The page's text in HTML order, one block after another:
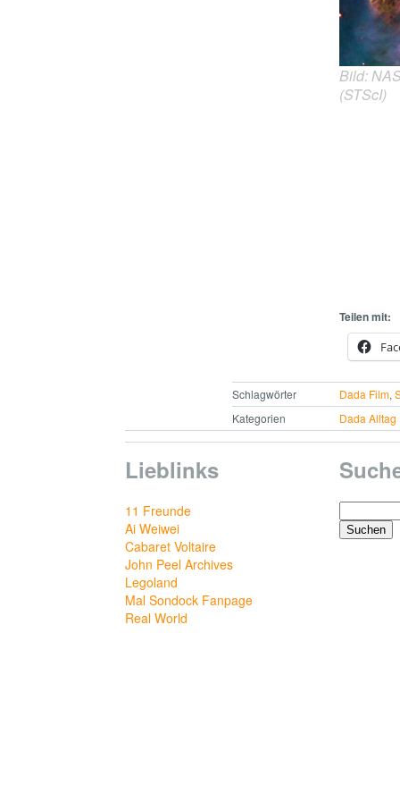
Bild:
(STScI)
Teilen mit:
Schlagwörter Dada Film,
Kategorien
Dada Alltag
Lieblinks
11 Freunde
Ai Weiwei
Cabaret Voltaire
John Peel Archives
Legoland
Mal Sondock Fanpage
Real World
Suchen
nach: